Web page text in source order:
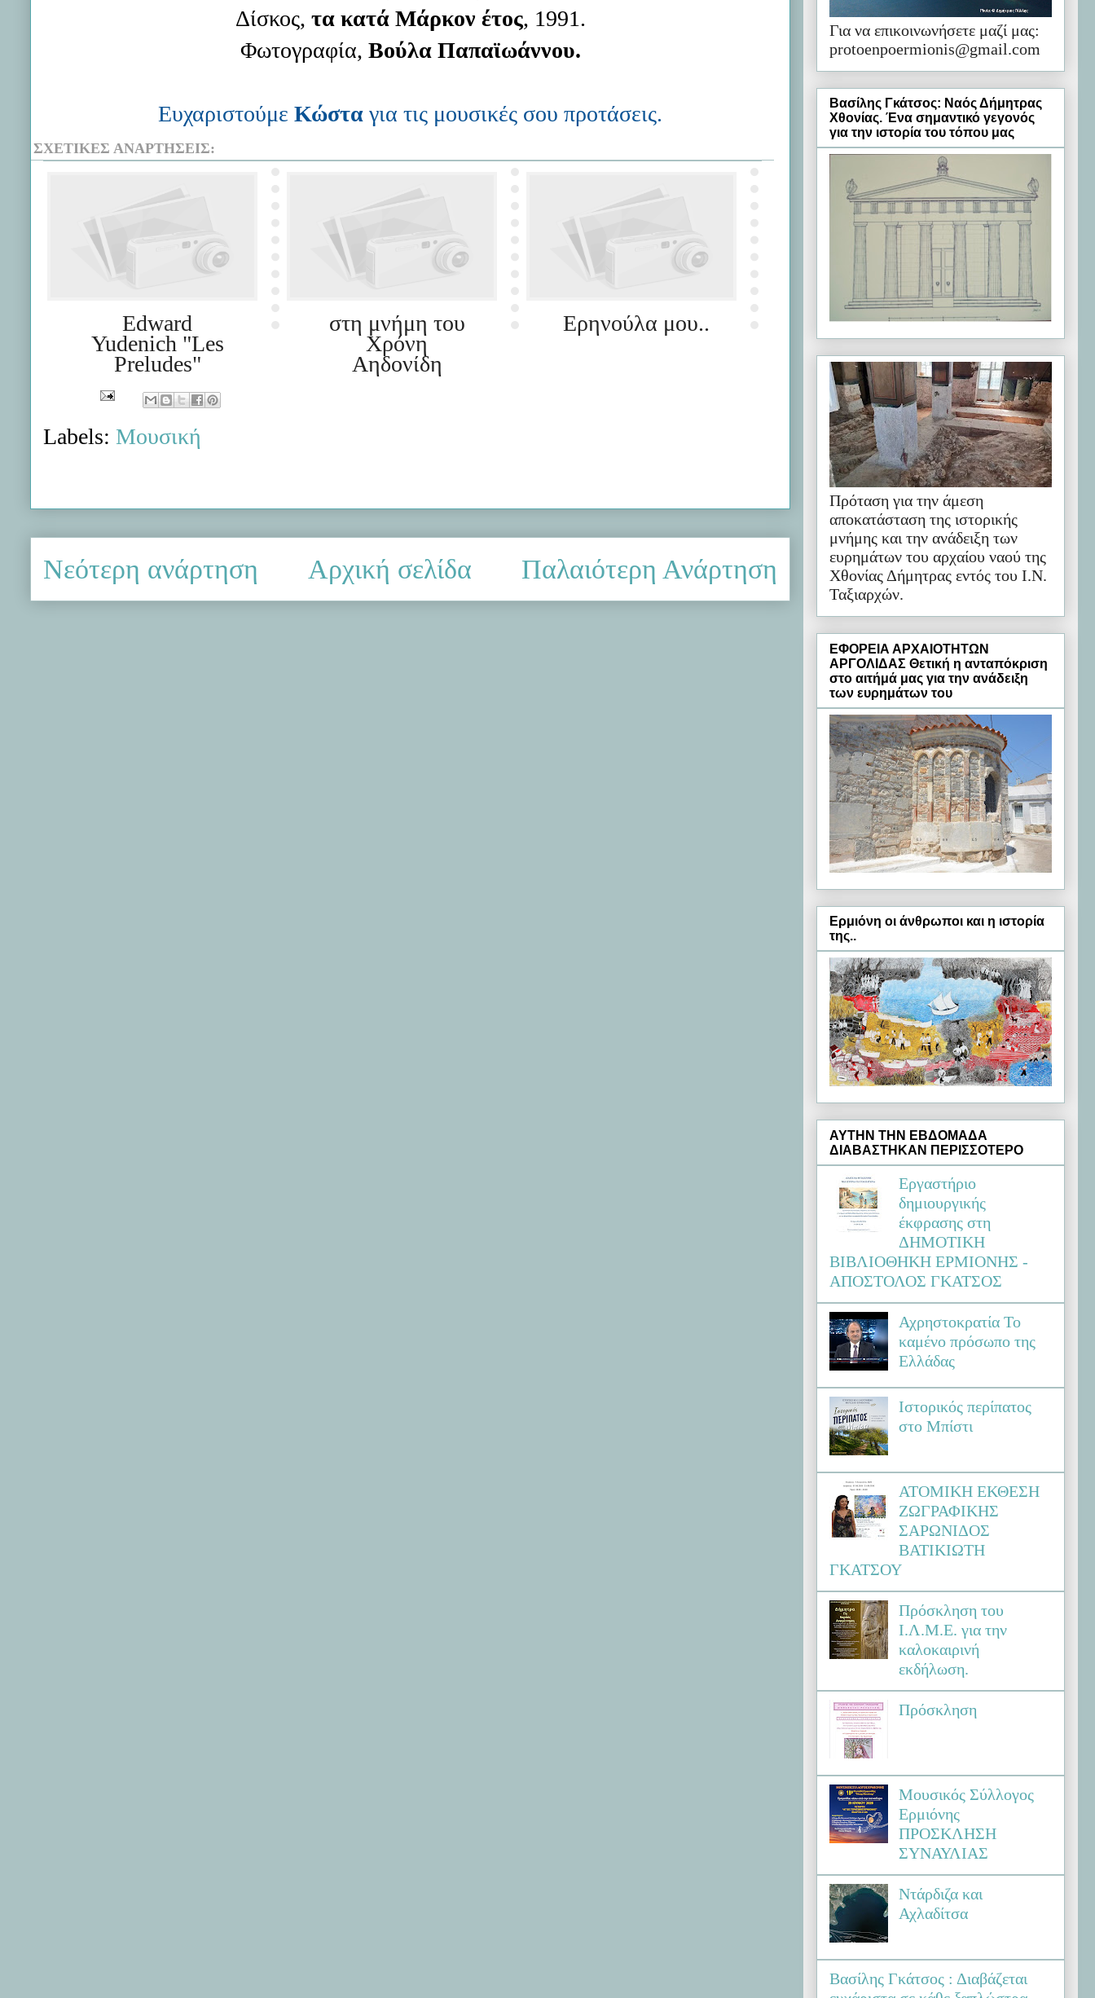
Δίσκος, τα κατά Μάρκον έτος, 1991.
Φωτογραφία, Βούλα Παπαϊωάννου.
Ευχαριστούμε Κώστα για τις μουσικές σου προτάσεις.
ΣΧΕΤΙΚΈΣ ΑΝΑΡΤΉΣΕΙΣ:
Edward
Yudenich "Les
Preludes"
στη μνήμη του
Χρόνη
Αηδονίδη
Ερηνούλα μου..
Labels: Μουσική
Νεότερη ανάρτηση Παλαιότερη Ανάρτηση
Αρχική σελίδα
Για να επικοινωνήσετε μαζί μας:
protoenpoermionis@gmail.com
Βασίλης Γκάτσος: Ναός Δήμητρας
Χθονίας. Ένα σημαντικό γεγονός
για την ιστορία του τόπου μας
Πρόταση για την άμεση
αποκατάσταση της ιστορικής
μνήμης και την ανάδειξη των
ευρημάτων του αρχαίου ναού της
Χθονίας Δήμητρας εντός του Ι.Ν.
Ταξιαρχών.
ΕΦΟΡΕΙΑ ΑΡΧΑΙΟΤΗΤΩΝ
ΑΡΓΟΛΙΔΑΣ Θετική η ανταπόκριση
στο αιτήμά μας για την ανάδειξη
των ευρημάτων του
Ερμιόνη oι άνθρωποι και η ιστορία
της..
ΑΥΤΗΝ ΤΗΝ ΕΒΔΟΜΑΔΑ
ΔΙΑΒΑΣΤΗΚΑΝ ΠΕΡΙΣΣΟΤΕΡΟ
Εργαστήριο
δημιουργικής
έκφρασης στη
ΔΗΜΟΤΙΚΗ
ΒΙΒΛΙΟΘΗΚΗ ΕΡΜΙΟΝΗΣ -
ΑΠΟΣΤΟΛΟΣ ΓΚΑΤΣΟΣ
Αχρηστοκρατία Το
καμένο πρόσωπο της
Ελλάδας
Ιστορικός περίπατος
στο Μπίστι
ΑΤΟΜΙΚΗ ΕΚΘΕΣΗ
ΖΩΓΡΑΦΙΚΗΣ
ΣΑΡΩΝΙΔΟΣ
ΒΑΤΙΚΙΩΤΗ
ΓΚΑΤΣΟΥ
Πρόσκληση του
Ι.Λ.Μ.Ε. για την
καλοκαιρινή
εκδήλωση.
Πρόσκληση
Μουσικός Σύλλογος
Ερμιόνης
ΠΡΟΣΚΛΗΣΗ
ΣΥΝΑΥΛΙΑΣ
Ντάρδιζα και
Αχλαδίτσα
Βασίλης Γκάτσος : Διαβάζεται